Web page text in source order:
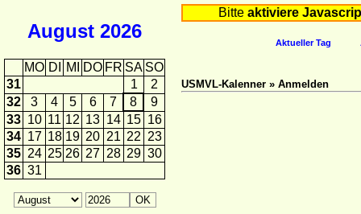
August 2026
MO DI MI DO FR SA SO
31
1
2
32
3 4 5 6 7 8
9
33 10 11 12 13 14 15 16
34 17 18 19 20 21 22 23
35 24 25 26 27 28 29 30
36 31
Bitte aktiviere
Aktueller Tag
USMVL-Kalenner » Anmelden